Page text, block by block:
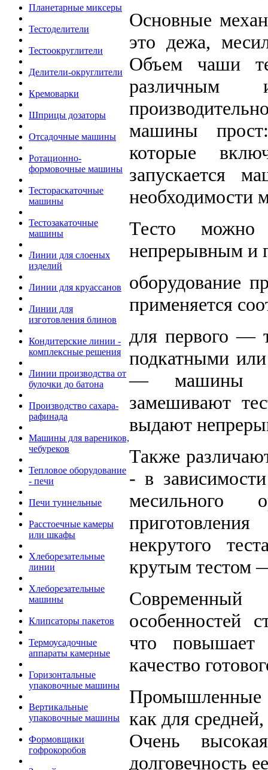
Планетарные миксеры
Тестоделители
Тестоокруглители
Делители-округлители
Кремоварки
Шприцы дозаторы
Отсадочные машины
Ротационно-
формовочные машины
Тестораскаточные
машины
Тестозакаточные
машины
Линии для слоеных
изделий
Линии для круассанов
Линии для
изготовления блинов
Кондитерские линии -
комплексные решения
Линии производства от
булочки до батона
Производство сахара-
рафинада
Машины для вареников,
чебуреков
Тепловое оборудование
- печи
Печи туннельные
Расстоечные камеры
или шкафы
Хлеборезательные
линии
Хлеборезательные
машины
Клипсаторы пакетов
Термоусадочные
аппараты камерные
Горизонтальные
упаковочные машины
Вертикальные
упаковочные машины
Формовщики
гофрокоробов
Основные
это дежа,
Объем чаши
различным
машины
которые
запускается
необходимости
Тесто
непрерывным и
оборудование
применяется
для первого —
подкатными
— машины
замешивают
выдают
Также
- в
месильного
некрутого
крутым тестом
Современный
особенностей
что повышает
качество
Промышленные
как для
Очень
долговечность